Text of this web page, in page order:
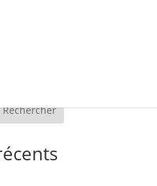
Rechercher